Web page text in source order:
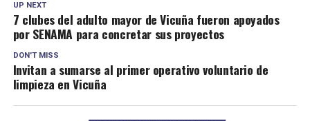
UP NEXT
7 clubes del adulto mayor de Vicuña fueron apoyados
por SENAMA para concretar sus proyectos
DON'T MISS
Invitan a sumarse al primer operativo voluntario de
limpieza en Vicuña